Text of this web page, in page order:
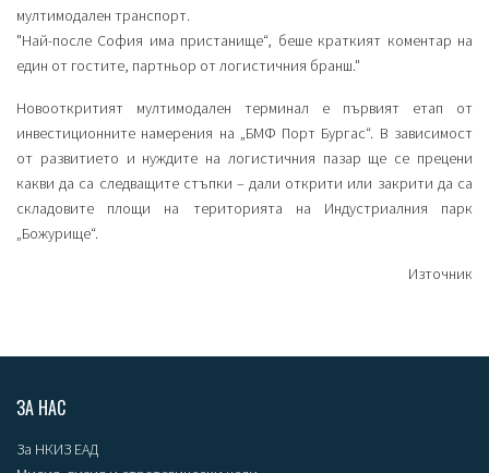
мултимодален транспорт.
"Най-после София има пристанище“, беше краткият коментар на
един от гостите, партньор от логистичния бранш."
Новооткритият мултимодален терминал е първият етап от
инвестиционните намерения на „БМФ Порт Бургас“. В зависимост
от развитието и нуждите на логистичния пазар ще се прецени
какви да са следващите стъпки – дали открити или закрити да са
складовите площи на територията на Индустриалния парк
„Божурище“.
Източник
ЗА НАС
За НКИЗ ЕАД